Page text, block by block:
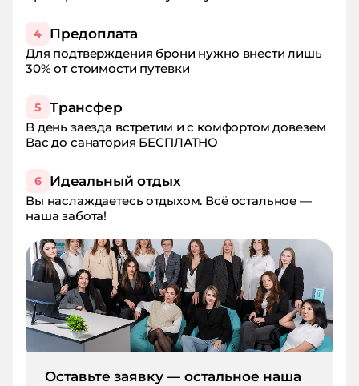
4 Предоплата
Для подтверждения брони нужно внести лишь
30% от стоимости путевки
5 Трансфер
В день заезда встретим и с комфортом довезем
Вас до санатория БЕСПЛАТНО
6 Идеальный отдых
Вы наслаждаетесь отдыхом. Всё остальное —
наша забота!
Оставьте заявку — остальное наша